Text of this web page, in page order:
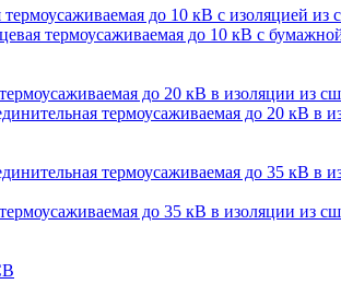
до 10 кВ с изоляцией из
термоусаживаемая до 10 кВ с
до 20 кВ в изоляции из
термоусаживаемая до 20 кВ в
термоусаживаемая до 35 кВ в
до 35 кВ в изоляции из